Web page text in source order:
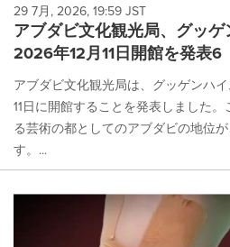
29 7月, 2026, 19:59 JST
アブダビ文化観光局、グッ
2026年12月11日開館を発表6
アブダビ文化観光局は、グッゲンハ
11日に開館することを発表しました
る芸術の都としてのアブダビの地位
す。...